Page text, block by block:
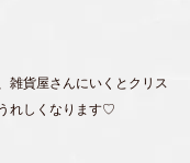
雑貨屋さんにいくとクリス
れしくなります♡